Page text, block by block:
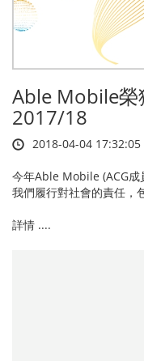
Able Mobile榮
2017/18
2018-04-04 17:32:05
今年Able Mobile (ACG成
我們履行對社會的責任，
詳情 ....